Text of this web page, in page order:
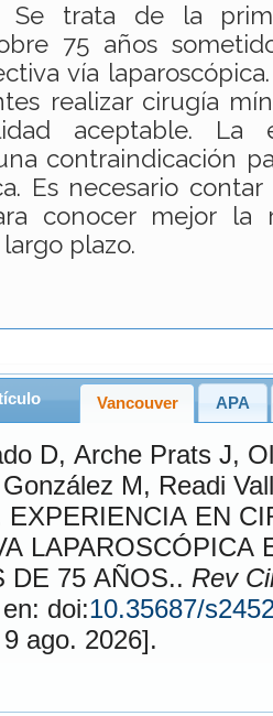
Se trata de la
75 años
vía
realizar cirugía
aceptable.
contraindicación
Es necesario
conocer mejor la
plazo.
Vancouver APA
D, Arche PratsJ,
M, Readi
LAPAROSCÓPICA
DE 75 AÑOS.. Rev
doi:10.35687/
[Accessed 9 ago. 2026].